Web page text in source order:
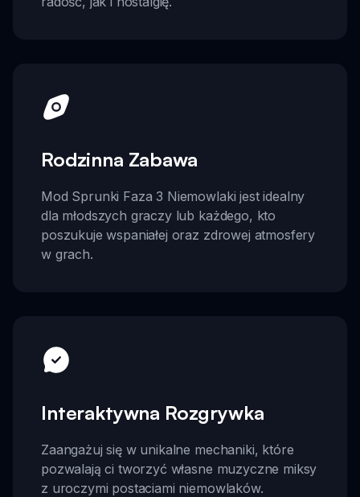
Rodzinna Zabawa
Mod Sprunki Faza 3 Niemowlaki jest idealny
dla młodszych graczy lub każdego, kto
poszukuje wspaniałej oraz zdrowej atmosfery
w grach.
Interaktywna Rozgrywka
Zaangażuj się w unikalne mechaniki, które
pozwalają ci tworzyć własne muzyczne miksy
z uroczymi postaciami niemowlaków.